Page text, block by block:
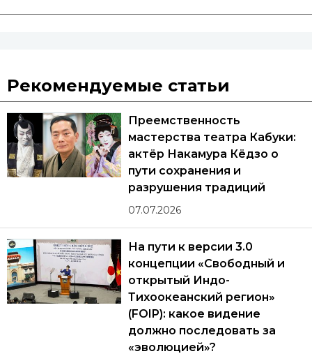
Рекомендуемые статьи
Преемственность
мастерства театра Кабуки:
актёр Накамура Кёдзо о
пути сохранения и
разрушения традиций
07.07.2026
На пути к версии 3.0
концепции «Свободный и
открытый Индо-
Тихоокеанский регион»
(FOIP): какое видение
должно последовать за
«эволюцией»?